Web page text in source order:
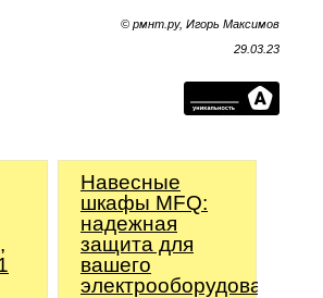
© рмнт.ру, Игорь Максимов
29.03.23
Навесные
шкафы MFQ:
надежная
защита для
вашего
электрооборудования